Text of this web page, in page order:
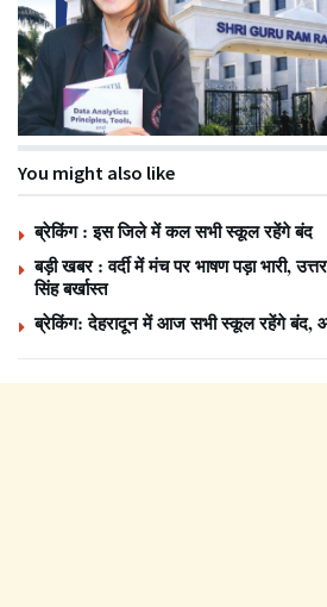
You might also like
ब्रेकिंग : इस जिले में कल सभी स्कूल रहेंगे बंद
बड़ी खबर : वर्दी में मंच पर भाषण पड़ा भारी,
सिंह बर्खास्त
ब्रेकिंग: देहरादून में आज सभी स्कूल रहेंगे बंद,